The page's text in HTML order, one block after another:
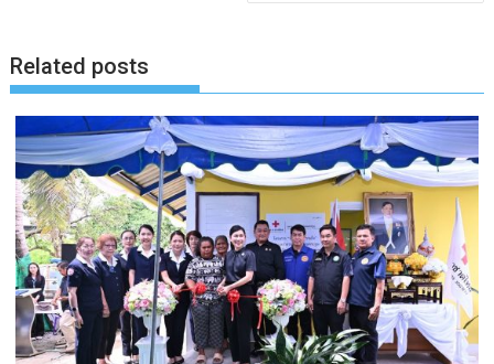
Related posts